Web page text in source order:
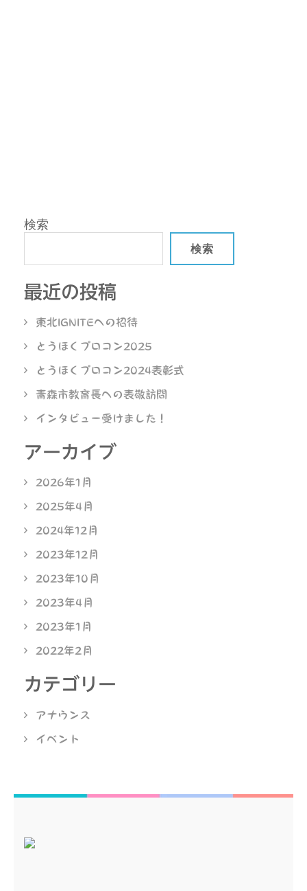
検索
検索
最近の投稿
東北IGNITEへの招待
とうほくプロコン2025
とうほくプロコン2024表彰式
青森市教育長への表敬訪問
インタビュー受けました！
アーカイブ
2026年1月
2025年4月
2024年12月
2023年12月
2023年10月
2023年4月
2023年1月
2022年2月
カテゴリー
アナウンス
イベント